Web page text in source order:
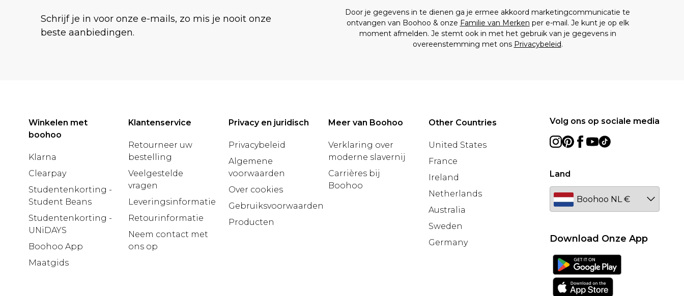
Schrijf je in voor onze e-mails, zo mis je nooit onze
beste aanbiedingen.
Door je gegevens in te dienen ga je ermee akkoord marketingcommunicatie te
ontvangen van Boohoo & onze Familie van Merken per e-mail. Je kunt je op elk
moment afmelden. Je stemt ook in met het gebruik van je gegevens in
overeenstemming met ons Privacybeleid.
Winkelen met
boohoo
Klarna
Clearpay
Studentenkorting -
Student Beans
Studentenkorting -
UNiDAYS
Boohoo App
Maatgids
Klantenservice
Retourneer uw
bestelling
Veelgestelde
vragen
Leveringsinformatie
Retourinformatie
Neem contact met
ons op
Privacy en juridisch
Privacybeleid
Algemene
voorwaarden
Over cookies
Gebruiksvoorwaarden
Producten
Meer van Boohoo
Verklaring over
moderne slavernij
Carrières bij
Boohoo
Other Countries
United States
France
Ireland
Netherlands
Australia
Sweden
Germany
Land
Volg ons op sociale media
Download Onze App